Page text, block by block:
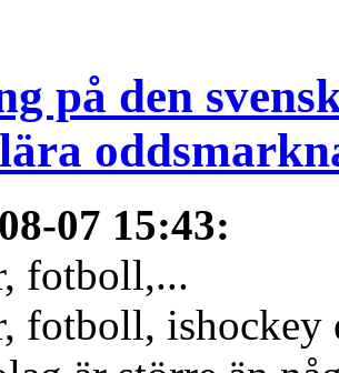
på den
07 15:43:
fotboll,...
fotboll,